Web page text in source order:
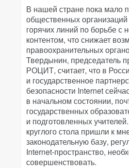
В нашей стране пока мало
общественных
горячих линий по борьбе с
контентом, что снижает
правоохранительных
Твердынин, председатель
РОЦИТ, считает, что в
и государственное
безопасности Internet
в начальном состоянии,
государственных
и подготовленных
круглого стола пришли к
законодательную базу,
Internet-пространство,
совершенствовать.